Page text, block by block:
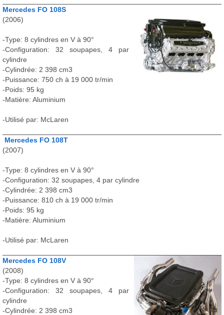
Mercedes FO 108S
(2006)
-Type: 8 cylindres en V à 90°
-Configuration: 32 soupapes, 4 par
cylindre
-Cylindrée: 2 398 cm3
-Puissance: 750 ch à 19 000 tr/min
-Poids: 95 kg
-Matière: Aluminium
-Utilisé par: McLaren
Mercedes FO 108T
(2007)
-Type: 8 cylindres en V à 90°
-Configuration: 32 soupapes, 4 par cylindre
-Cylindrée: 2 398 cm3
-Puissance: 810 ch à 19 000 tr/min
-Poids: 95 kg
-Matière: Aluminium
-Utilisé par: McLaren
Mercedes FO 108V
(2008)
-Type: 8 cylindres en V à 90°
-Configuration: 32 soupapes, 4 par
cylindre
-Cylindrée: 2 398 cm3